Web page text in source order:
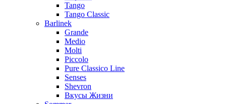
Tango
Tango Classic
Barlinek
Grande
Medio
Molti
Piccolo
Pure Classico Line
Senses
Shevron
Вкусы Жизни